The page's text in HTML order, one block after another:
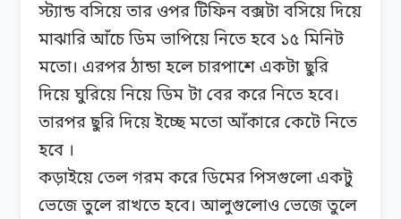
স্ট্যান্ড বসিয়ে তার ওপর টিফিন বক্সটা বসিয়ে দিয়ে
মাঝারি আঁচে ডিম ভাপিয়ে নিতে হবে ১৫ মিনিট
মতো। এরপর ঠান্ডা হলে চারপাশে একটা ছুরি
দিয়ে ঘুরিয়ে নিয়ে ডিম টা বের করে নিতে হবে।
তারপর ছুরি দিয়ে ইচ্ছে মতো আঁকারে কেটে নিতে
হবে ।
কড়াইয়ে তেল গরম করে ডিমের পিসগুলো একটু
ভেজে তুলে রাখতে হবে। আলুগুলোও ভেজে তুলে